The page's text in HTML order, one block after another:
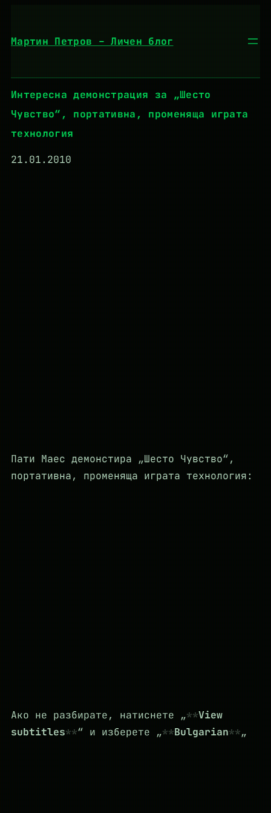
Мартин Петров – Личен блог
Интересна демонстрация за „Шесто
Чувство“, портативна, променяща играта
технология
21.01.2010
Пати Маес демонстира „Шесто Чувство“,
портативна, променяща играта технология:
Ако не разбирате, натиснете „
View
subtitles
“ и изберете „ Bulgarian „